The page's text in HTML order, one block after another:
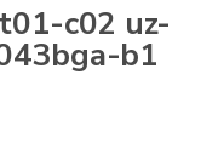
c02 uz-
b1